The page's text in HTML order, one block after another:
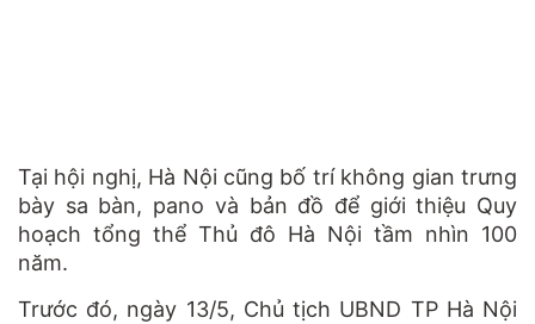
Tại hội nghị, Hà Nội cũng bố trí không gian trưng
bày sa bàn, pano và bản đồ để giới thiệu Quy
hoạch tổng thể Thủ đô Hà Nội tầm nhìn 100
năm.
Trước đó, ngày 13/5, Chủ tịch UBND TP Hà Nội